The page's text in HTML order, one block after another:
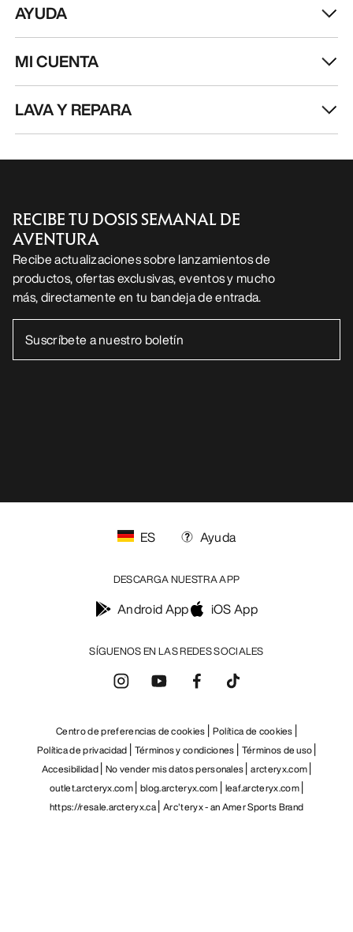
AYUDA
MI CUENTA
LAVA Y REPARA
RECIBE TU DOSIS SEMANAL DE
AVENTURA
Recibe actualizaciones sobre lanzamientos de
productos, ofertas exclusivas, eventos y mucho
más, directamente en tu bandeja de entrada.
SÍGUENOS EN LAS REDES SOCIALES
ES Ayuda
DESCARGA NUESTRA APP
Android App iOS App
Centro de preferencias de cookies Política de cookies
Política de privacidad Términos y condiciones Términos de uso
Accesibilidad No vender mis datos personales arcteryx.com
outlet.arcteryx.com blog.arcteryx.com leaf.arcteryx.com
https://resale.arcteryx.ca Arc'teryx - an Amer Sports Brand